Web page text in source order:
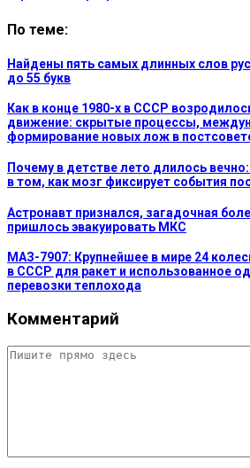
По теме:
Найдены пять самых длинных слов
до 55 букв
Как в конце 1980-х в СССР
движение: скрытые процессы,
формирование новых лож в
Почему в детстве лето длилось
в том, как мозг фиксирует события
Астронавт признался, загадочная
пришлось эвакуировать МКС
МАЗ-7907: Крупнейшее в мире 24
в СССР для ракет и использованное
перевозки теплохода
Комментарий